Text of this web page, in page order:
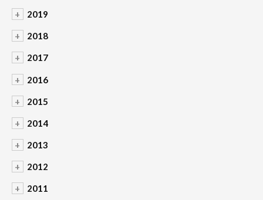
+ 2019
+ 2018
+ 2017
+ 2016
+ 2015
+ 2014
+ 2013
+ 2012
+ 2011